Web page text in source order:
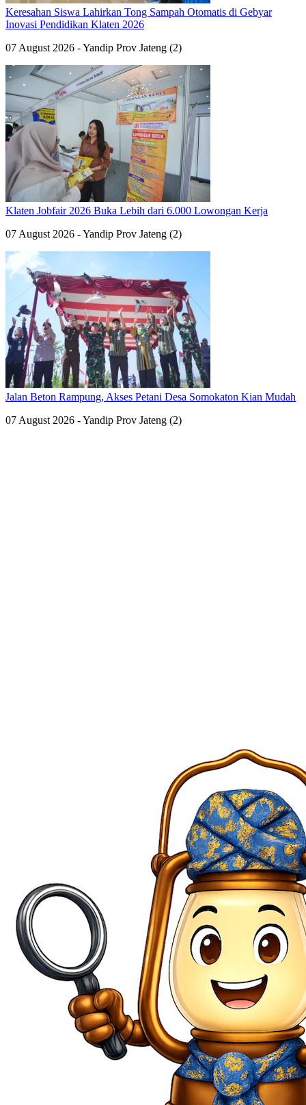
Keresahan Siswa Lahirkan Tong Sampah Otomatis di Gebyar
Inovasi Pendidikan Klaten 2026
07 August 2026 - Yandip Prov Jateng (2)
Klaten Jobfair 2026 Buka Lebih dari 6.000 Lowongan Kerja
07 August 2026 - Yandip Prov Jateng (2)
Jalan Beton Rampung, Akses Petani Desa Somokaton Kian Mudah
07 August 2026 - Yandip Prov Jateng (2)